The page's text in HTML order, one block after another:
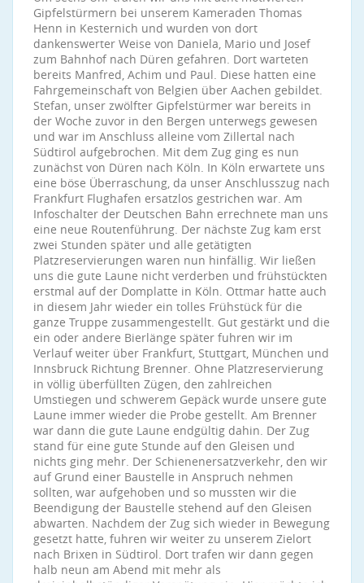
Gipfelstürmern bei unserem Kameraden Thomas
Henn in Kesternich und wurden von dort
dankenswerter Weise von Daniela, Mario und Josef
zum Bahnhof nach Düren gefahren. Dort warteten
bereits Manfred, Achim und Paul. Diese hatten eine
Fahrgemeinschaft von Belgien über Aachen gebildet.
Stefan, unser zwölfter Gipfelstürmer war bereits in
der Woche zuvor in den Bergen unterwegs gewesen
und war im Anschluss alleine vom Zillertal nach
Südtirol aufgebrochen. Mit dem Zug ging es nun
zunächst von Düren nach Köln. In Köln erwartete uns
eine böse Überraschung, da unser Anschlusszug nach
Frankfurt Flughafen ersatzlos gestrichen war. Am
Infoschalter der Deutschen Bahn errechnete man uns
eine neue Routenführung. Der nächste Zug kam erst
zwei Stunden später und alle getätigten
Platzreservierungen waren nun hinfällig. Wir ließen
uns die gute Laune nicht verderben und frühstückten
erstmal auf der Domplatte in Köln. Ottmar hatte auch
in diesem Jahr wieder ein tolles Frühstück für die
ganze Truppe zusammengestellt. Gut gestärkt und die
ein oder andere Bierlänge später fuhren wir im
Verlauf weiter über Frankfurt, Stuttgart, München und
Innsbruck Richtung Brenner. Ohne Platzreservierung
in völlig überfüllten Zügen, den zahlreichen
Umstiegen und schwerem Gepäck wurde unsere gute
Laune immer wieder die Probe gestellt. Am Brenner
war dann die gute Laune endgültig dahin. Der Zug
stand für eine gute Stunde auf den Gleisen und
nichts ging mehr. Der Schienenersatzverkehr, den wir
auf Grund einer Baustelle in Anspruch nehmen
sollten, war aufgehoben und so mussten wir die
Beendigung der Baustelle stehend auf den Gleisen
abwarten. Nachdem der Zug sich wieder in Bewegung
gesetzt hatte, fuhren wir weiter zu unserem Zielort
nach Brixen in Südtirol. Dort trafen wir dann gegen
halb neun am Abend mit mehr als